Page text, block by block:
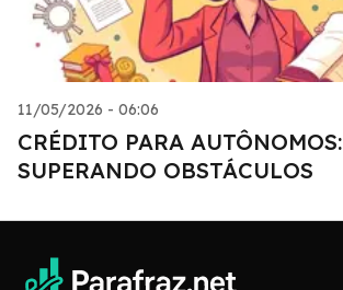
11/05/2026 - 06:06
CRÉDITO PARA AUTÔNOMOS:
SUPERANDO OBSTÁCULOS